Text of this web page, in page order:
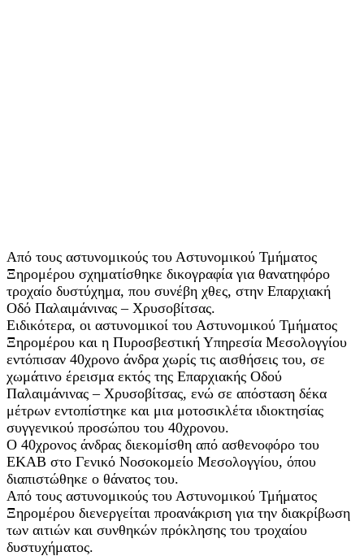
Από τους αστυνομικούς του Αστυνομικού Τμήματος
Ξηρομέρου σχηματίσθηκε δικογραφία για θανατηφόρο
τροχαίο δυστύχημα, που συνέβη χθες, στην Επαρχιακή
Οδό Παλαιμάνινας – Χρυσοβίτσας.
Ειδικότερα, οι αστυνομικοί του Αστυνομικού Τμήματος
Ξηρομέρου και η Πυροσβεστική Υπηρεσία Μεσολογγίου
εντόπισαν 40χρονο άνδρα χωρίς τις αισθήσεις του, σε
χωμάτινο έρεισμα εκτός της Επαρχιακής Οδού
Παλαιμάνινας – Χρυσοβίτσας, ενώ σε απόσταση δέκα
μέτρων εντοπίστηκε και μια μοτοσικλέτα ιδιοκτησίας
συγγενικού προσώπου του 40χρονου.
Ο 40χρονος άνδρας διεκομίσθη από ασθενοφόρο του
ΕΚΑΒ στο Γενικό Νοσοκομείο Μεσολογγίου, όπου
διαπιστώθηκε ο θάνατος του.
Από τους αστυνομικούς του Αστυνομικού Τμήματος
Ξηρομέρου διενεργείται προανάκριση για την διακρίβωση
των αιτιών και συνθηκών πρόκλησης του τροχαίου
δυστυχήματος.